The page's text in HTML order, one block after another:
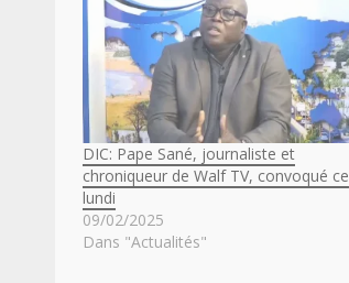
DIC: Pape Sané, journaliste et
chroniqueur de Walf TV, convoqué ce
lundi
09/02/2025
Dans "Actualités"